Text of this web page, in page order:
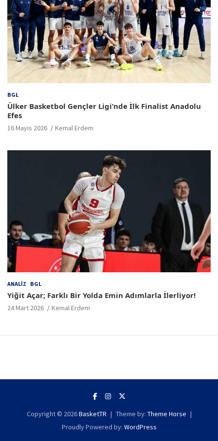
BGL
Ülker Basketbol Gençler Ligi’nde İlk Finalist Anadolu
Efes
16 Mayıs 2026 Kemal Erdem
ANALIZ BGL
Yiğit Açar; Farklı Bir Yolda Emin Adımlarla İlerliyor!
24 Mart 2026 Kemal Erdem
Copyright © 2026BasketTR Theme by: Theme Horse
Proudly Powered by: WordPress